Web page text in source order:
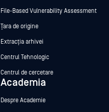
File-Based Vulnerability Assessment
Țara de origine
Extracția arhivei
Centrul Tehnologic
Centrul de cercetare
Academia
Despre Academie